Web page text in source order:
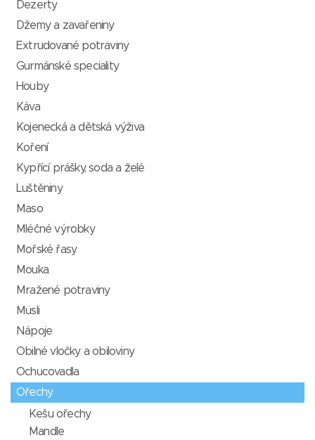
Dezerty
Džemy a zavařeniny
Extrudované potraviny
Gurmánské speciality
Houby
Káva
Kojenecká a dětská výživa
Koření
Kypřící prášky, soda a želé
Luštěniny
Maso
Mléčné výrobky
Mořské řasy
Mouka
Mražené potraviny
Müsli
Nápoje
Obilné vločky a obiloviny
Ochucovadla
Ořechy
Kešu ořechy
Mandle